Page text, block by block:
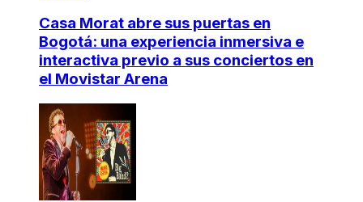
Casa Morat abre sus puertas en
Bogotá: una experiencia inmersiva e
interactiva previo a sus conciertos en
el Movistar Arena